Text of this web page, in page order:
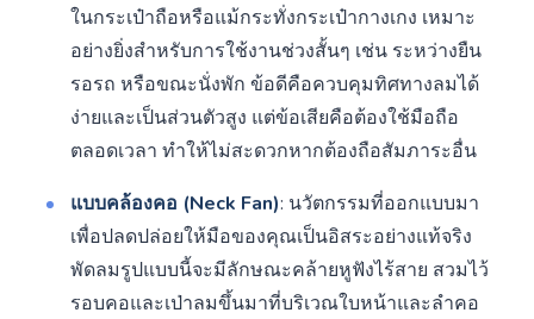
ในกระเป๋าถือหรือแม้กระทั่งกระเป๋ากางเกง เหมาะ
อย่างยิ่งสำหรับการใช้งานช่วงสั้นๆ เช่น ระหว่างยืน
รอรถ หรือขณะนั่งพัก ข้อดีคือควบคุมทิศทางลมได้
ง่ายและเป็นส่วนตัวสูง แต่ข้อเสียคือต้องใช้มือถือ
ตลอดเวลา ทำให้ไม่สะดวกหากต้องถือสัมภาระอื่น
แบบคล้องคอ (Neck Fan): นวัตกรรมที่ออกแบบมา
เพื่อปลดปล่อยให้มือของคุณเป็นอิสระอย่างแท้จริง
พัดลมรูปแบบนี้จะมีลักษณะคล้ายหูฟังไร้สาย สวมไว้
รอบคอและเป่าลมขึ้นมาที่บริเวณใบหน้าและลำคอ